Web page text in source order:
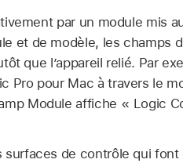
par un module mis
et de modèle, les champs
que l’appareil relié. Par
Pro pour Mac à travers le
Module affiche « Logic
de contrôle qui